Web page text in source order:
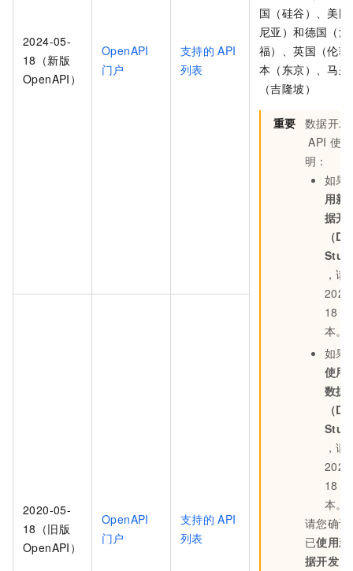
2024-05-
18（新版
OpenAPI）
OpenAPI
门户
支持的 API
列表
国（硅谷）、美
尼亚）和德国（
福）、英国（伦
本（东京）、马来
（吉隆坡）
重要 数据开
API 使
明：
如果
用新
据开
（
，请
18
本。
如果
使用
数据
（
，请
18
本。
请您确
已使用
据开发
2020-05-
18（旧版
OpenAPI）
OpenAPI
门户
支持的 API
列表